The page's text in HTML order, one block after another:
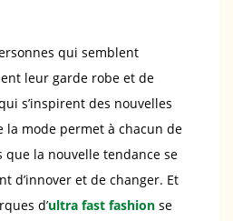
qui semblent
leur garde robe et de
s’inspirent des nouvelles
la mode permet à chacun de
la nouvelle tendance se
d’innover et de changer. Et
d’ultra fast fashion se